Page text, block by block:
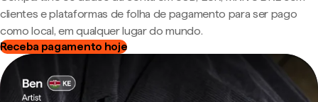
clientes e plataformas de folha de pagamento para ser pago
como local, em qualquer lugar do mundo.
Receba pagamento hoje